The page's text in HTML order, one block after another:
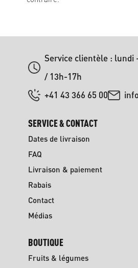
Service clientèle : lundi
/ 13h-17h
+41 43 366 65 00
SERVICE & CONTACT
Dates de livraison
FAQ
Livraison & paiement
Rabais
Contact
Médias
BOUTIQUE
Fruits & légumes